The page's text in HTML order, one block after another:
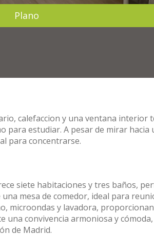
Plano
calefaccion y una ventana interior
para estudiar. A pesar de mirar
para concentrarse.
siete habitaciones y tres baños,
mesa de comedor, ideal para
microondas y lavadora,
una convivencia armoniosa y
de Madrid.